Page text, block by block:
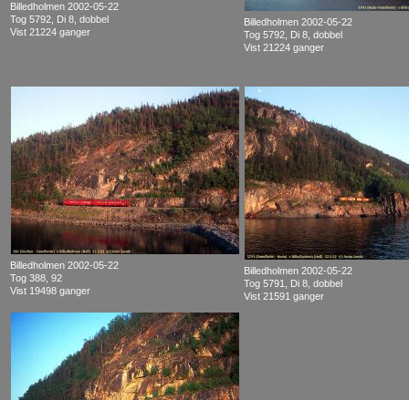
Billedholmen 2002-05-22
Tog 5792, Di 8, dobbel
Vist 21224 ganger
Billedholmen 2002-05-22
Tog 5792, Di 8, dobbel
Vist 21224 ganger
Billedholmen 2002-05-22
Tog 388, 92
Vist 19498 ganger
Billedholmen 2002-05-22
Tog 5791, Di 8, dobbel
Vist 21591 ganger